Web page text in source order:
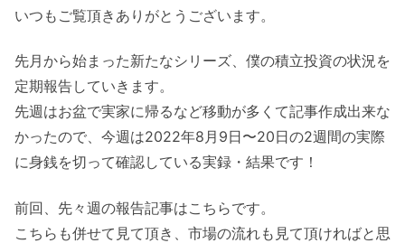
いつもご覧頂きありがとうございます。
先月から始まった新たなシリーズ、僕の積立投資の状況を
定期報告していきます。
先週はお盆で実家に帰るなど移動が多くて記事作成出来な
かったので、今週は2022年8月9日〜20日の2週間の実際
に身銭を切って確認している実録・結果です！
前回、先々週の報告記事はこちらです。
こちらも併せて見て頂き、市場の流れも見て頂ければと思